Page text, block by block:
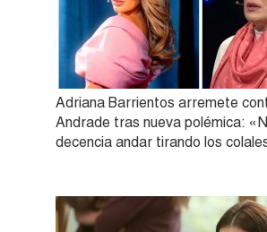
Adriana Barrientos arremete
Andrade tras nueva polémica:
decencia andar tirando los